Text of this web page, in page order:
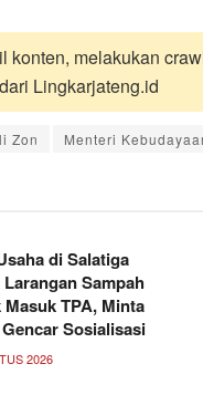
konten, melakukan
Lingkarjateng.id
Zon Menteri
di Salatiga
Sampah
TPA, Minta
Sosialisasi
2026